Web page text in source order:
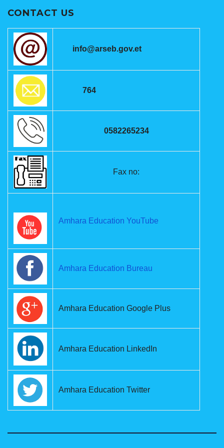
CONTACT US
info@arseb.gov.et
764
0582265234
Fax no:
Amhara Education YouTube
Amhara Education Bureau
Amhara Education Google Plus
Amhara Education LinkedIn
Amhara Education Twitter